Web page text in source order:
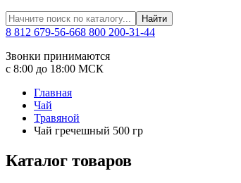
Найти
8 812 679-56-668 800 200-31-44
Звонки принимаются
с 8:00 до 18:00 МСК
Главная
Чай
Травяной
Чай гречешный 500 гр
Каталог товаров